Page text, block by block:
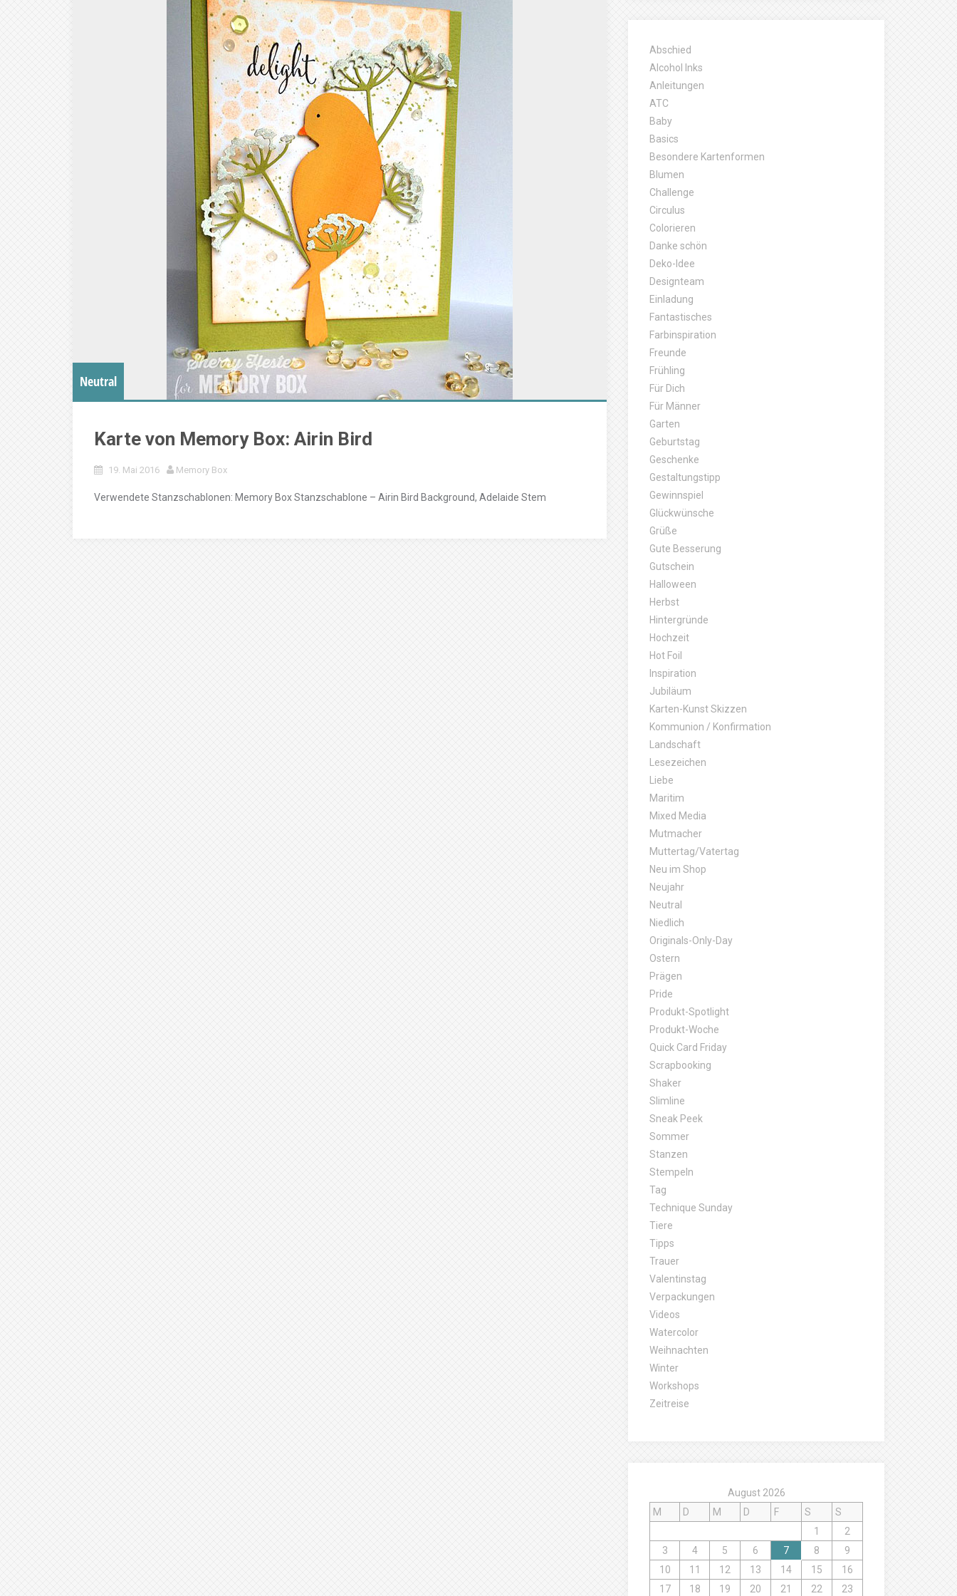
Neutral
Karte von Memory Box: Airin Bird
19. Mai 2016 Memory Box
Verwendete Stanzschablonen: Memory Box Stanzschablone – Airin Bird Background, Adelaide Stem
Abschied
Alcohol Inks
Anleitungen
ATC
Baby
Basics
Besondere Kartenformen
Blumen
Challenge
Circulus
Colorieren
Danke schön
Deko-Idee
Designteam
Einladung
Fantastisches
Farbinspiration
Freunde
Frühling
Für Dich
Für Männer
Garten
Geburtstag
Geschenke
Gestaltungstipp
Gewinnspiel
Glückwünsche
Grüße
Gute Besserung
Gutschein
Halloween
Herbst
Hintergründe
Hochzeit
Hot Foil
Inspiration
Jubiläum
Karten-Kunst Skizzen
Kommunion / Konfirmation
Landschaft
Lesezeichen
Liebe
Maritim
Mixed Media
Mutmacher
Muttertag/Vatertag
Neu im Shop
Neujahr
Neutral
Niedlich
Originals-Only-Day
Ostern
Prägen
Pride
Produkt-Spotlight
Produkt-Woche
Quick Card Friday
Scrapbooking
Shaker
Slimline
Sneak Peek
Sommer
Stanzen
Stempeln
Tag
Technique Sunday
Tiere
Tipps
Trauer
Valentinstag
Verpackungen
Videos
Watercolor
Weihnachten
Winter
Workshops
Zeitreise
August 2026
M
D M D F S
S
1
2
3
4 5 6 7 8
9
10
11 12 13 14 15
16
17
18 19 20 21 22 23